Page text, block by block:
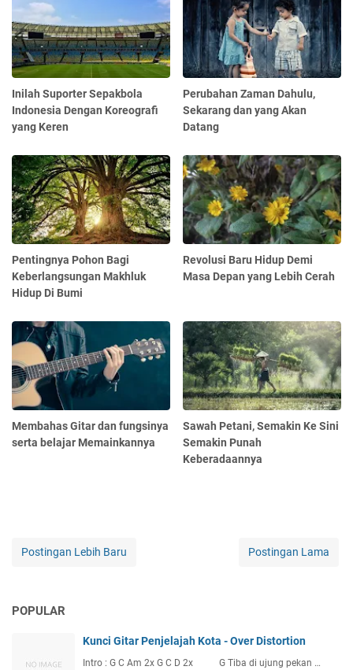
Inilah Suporter Sepakbola
Indonesia Dengan Koreografi
yang Keren
Perubahan Zaman Dahulu,
Sekarang dan yang Akan
Datang
Pentingnya Pohon Bagi
Keberlangsungan Makhluk
Hidup Di Bumi
Revolusi Baru Hidup Demi
Masa Depan yang Lebih Cerah
Membahas Gitar dan fungsinya
serta belajar Memainkannya
Sawah Petani, Semakin Ke Sini
Semakin Punah
Keberadaannya
Postingan Lebih Baru Postingan Lama
POPULAR
Kunci Gitar Penjelajah Kota - Over Distortion
Intro : G C Am 2x G C D 2x G Tiba di ujung pekan …